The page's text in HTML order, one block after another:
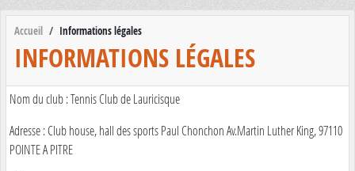
Accueil Informations légales
INFORMATIONS LÉGALES
Nom du club : Tennis Club de Lauricisque
Adresse : Club house, hall des sports Paul Chonchon Av.Martin Luther King, 97110
POINTE A PITRE